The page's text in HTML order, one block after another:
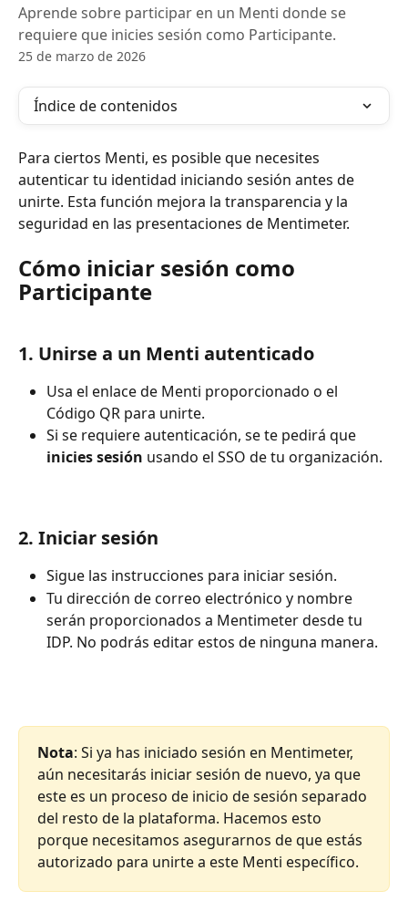
Aprende sobre participar en un Menti donde se
requiere que inicies sesión como Participante.
25 de marzo de 2026
Índice de contenidos
Para ciertos Menti, es posible que necesites
autenticar tu identidad iniciando sesión antes de
unirte. Esta función mejora la transparencia y la
seguridad en las presentaciones de Mentimeter.
Cómo iniciar sesión como
Participante
1. Unirse a un Menti autenticado
Usa el enlace de Menti proporcionado o el
Código QR para unirte.
Si se requiere autenticación, se te pedirá que
inicies sesión usando el SSO de tu organización.
2. Iniciar sesión
Sigue las instrucciones para iniciar sesión.
Tu dirección de correo electrónico y nombre
serán proporcionados a Mentimeter desde tu
IDP. No podrás editar estos de ninguna manera.
Nota: Si ya has iniciado sesión en Mentimeter,
aún necesitarás iniciar sesión de nuevo, ya que
este es un proceso de inicio de sesión separado
del resto de la plataforma. Hacemos esto
porque necesitamos asegurarnos de que estás
autorizado para unirte a este Menti específico.